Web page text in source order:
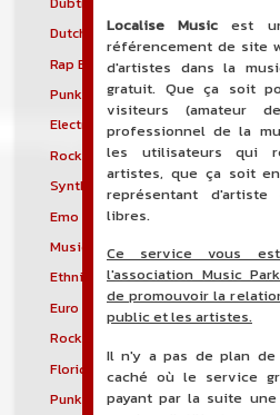
Dutch house
Rap East Coast
Punk gaélique
Electronic body music
Rock électronique
Synthpunk
Emo
Musique spectrale
Ethnic electronica
Euro Disco
Rock expérimental
Florida breaks
Punk folk
Localise Music est
référencement de site
d'artistes dans la
gratuit. Que ça soit
visiteurs (amateur
professionnel de la
les utilisateurs qui
artistes, que ça soit
représentant
libres.
Ce service vous
l'association Music
de promouvoir la
public et les artistes.
Il n'y a pas de plan de
caché où le service
payant par la suite